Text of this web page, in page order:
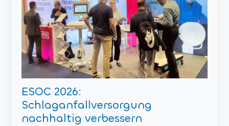
ESOC 2026:
Schlaganfallversorgung
nachhaltig verbessern